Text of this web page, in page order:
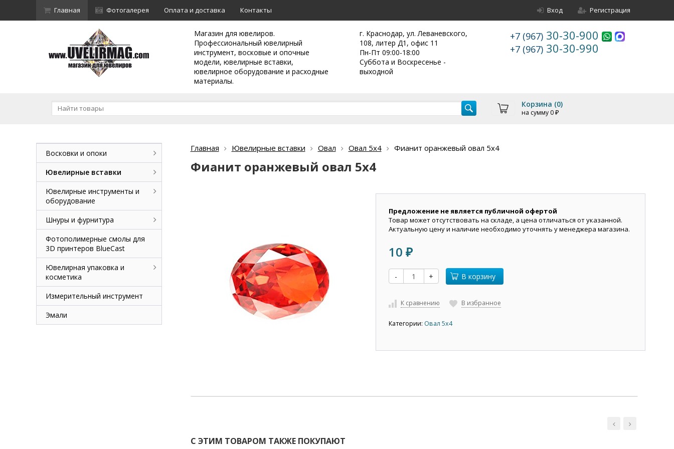
Главная Фотогалерея Оплата и доставка Контакты Вход Регистрация
Магазин для ювелиров.
Профессиональный ювелирный
инструмент, восковые и опочные
модели, ювелирные вставки,
ювелирное оборудование и расходные
материалы.
г. Краснодар, ул. Леваневского,
108, литер Д1, офис 11
Пн-Пт 09:00-18:00
Суббота и Воскресенье -
выходной
+7 (967) 30-30-900
+7 (967) 30-30-990
Корзина (0)
на сумму 0 ₽
Главная Ювелирные вставки Овал Овал 5х4 Фианит оранжевый овал 5х4
Фианит оранжевый овал 5х4
Предложение не является публичной офертой
Товар может отсутствовать на складе, а цена отличаться от указанной.
Актуальную цену и наличие необходимо уточнять у менеджера магазина.
10 ₽
- + В корзину
К сравнению В избранное
Категории: Овал 5х4
С ЭТИМ ТОВАРОМ ТАКЖЕ ПОКУПАЮТ
Восковки и опоки
Ювелирные вставки
Ювелирные инструменты и
оборудование
Шнуры и фурнитура
Фотополимерные смолы для
3D принтеров BlueCast
Ювелирная упаковка и
косметика
Измерительный инструмент
Эмали